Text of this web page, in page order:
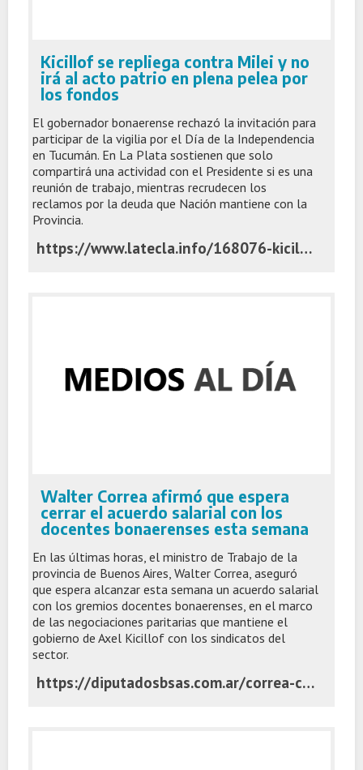
Kicillof se repliega contra Milei y no
irá al acto patrio en plena pelea por
los fondos
El gobernador bonaerense rechazó la invitación para
participar de la vigilia por el Día de la Independencia
en Tucumán. En La Plata sostienen que solo
compartirá una actividad con el Presidente si es una
reunión de trabajo, mientras recrudecen los
reclamos por la deuda que Nación mantiene con la
Provincia.
https://www.latecla.info/168076-kicillof-se-repliega-contra-milei-y-no-ira-al-acto-patrio-en-plena-pelea-por-los-fondos
Walter Correa afirmó que espera
cerrar el acuerdo salarial con los
docentes bonaerenses esta semana
En las últimas horas, el ministro de Trabajo de la
provincia de Buenos Aires, Walter Correa, aseguró
que espera alcanzar esta semana un acuerdo salarial
con los gremios docentes bonaerenses, en el marco
de las negociaciones paritarias que mantiene el
gobierno de Axel Kicillof con los sindicatos del
sector.
https://diputadosbsas.com.ar/correa-cerrar-paritarias-docentes-bonaerenses/